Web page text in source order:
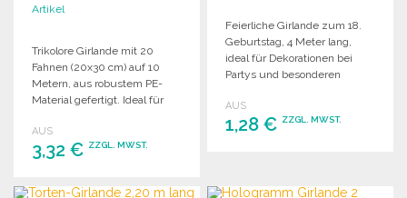
Artikel
Trikolore Girlande mit 20
Fahnen (20x30 cm) auf 10
Metern, aus robustem PE-
Material gefertigt. Ideal für
AUS
3,32 € ZZGL. MWST.
BESTELLEN
Feierliche Girlande zum 18.
Geburtstag, 4 Meter lang,
ideal für Dekorationen bei
Partys und besonderen
AUS
1,28 € ZZGL. MWST.
Angebot anfordern